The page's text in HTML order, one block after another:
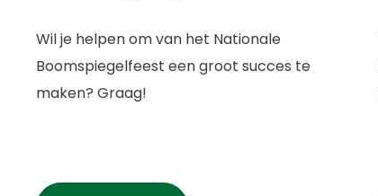
Wil je helpen om van het Nationale
Boomspiegelfeest een groot succes te
maken? Graag!